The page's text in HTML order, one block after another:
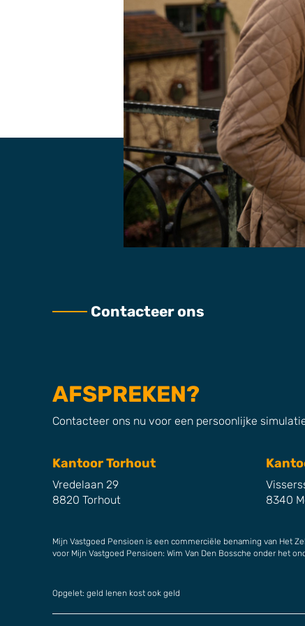
Contacteer ons
AFSPREKEN?
Contacteer ons nu voor een persoonlijke
Kantoor Torhout
Vredelaan 29
8820 Torhout
8340
Mijn Vastgoed Pensioen is een commerciële benaming van Het
voor Mijn Vastgoed Pensioen: Wim Van Den Bossche onder het
Opgelet: geld lenen kost ook geld